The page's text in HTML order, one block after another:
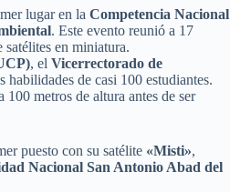
lugar en la Competencia Nacional
. Este evento reunió a 17
satélites en miniatura.
, el Vicerrectorado de
habilidades de casi 100 estudiantes.
metros de altura antes de ser
puesto con su satélite «Misti»,
Nacional San Antonio Abad del